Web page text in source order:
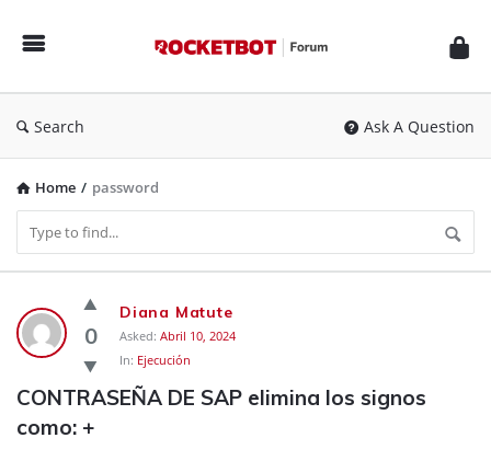
Forum
Search Ask A Question
Home / password
Rocketbot
Forum
Latest
Questions
0
Diana Matute
Asked: Abril 10, 2024
In: Ejecución
CONTRASEÑA DE SAP elimina los signos
como: +